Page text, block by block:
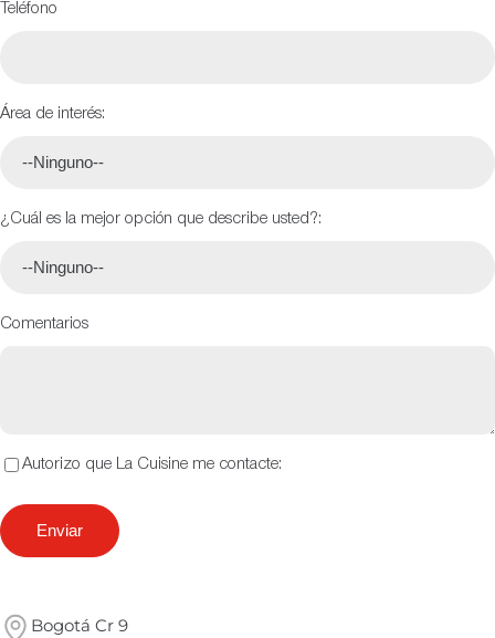
Teléfono
Área de interés:
¿Cuál es la mejor opción que describe usted?:
Comentarios
Autorizo que La Cuisine me contacte:
Bogotá Cr 9